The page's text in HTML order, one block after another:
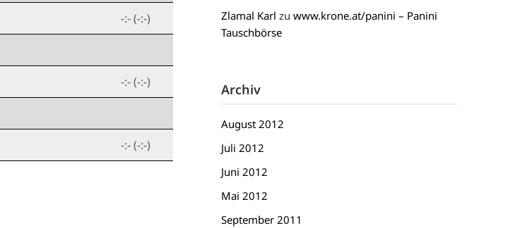
-:- (-:-)
-:- (-:-)
-:- (-:-)
Zlamal Karl zu www.krone.at/panini – Panini
Tauschbörse
Archiv
August 2012
Juli 2012
Juni 2012
Mai 2012
September 2011